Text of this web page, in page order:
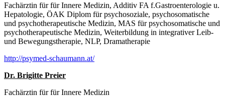
Fachärztin für für Innere Medizin, Additiv FA f.Gastroenterologie u.
Hepatologie, ÖAK Diplom für psychosoziale, psychosomatische
und psychotherapeutische Medizin, MAS für psychosomatische und
psychotherapeutische Medizin, Weiterbildung in integrativer Leib-
und Bewegungstherapie, NLP, Dramatherapie
http://psymed-schaumann.at/
Dr. Brigitte Preier
Fachärztin für für Innere Medizin